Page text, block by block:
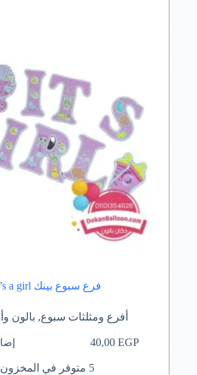
فرع سبوع بينك It’s a girl
أفرع ومثلثات سبوع, بالون
40,00EGP
5 متوفر في المخزون